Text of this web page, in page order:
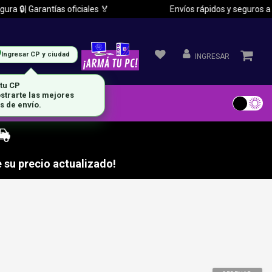
🔒| Garantías oficiales 🏅 Envíos rápidos y seguros a
Ingresar CP y ciudad INGRESAR
su precio actualizado!
CP
las mejores
de envío.